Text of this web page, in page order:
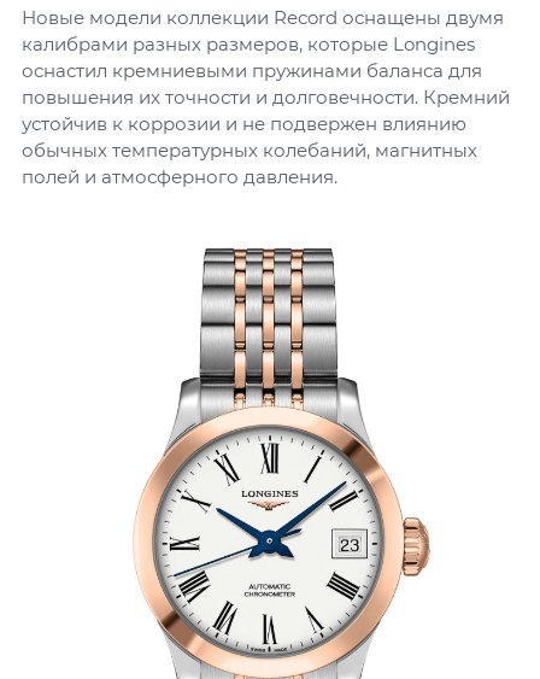
Новые модели коллекции Record оснащены двумя
калибрами разных размеров, которые Longines
оснастил кремниевыми пружинами баланса для
повышения их точности и долговечности. Кремний
устойчив к коррозии и не подвержен влиянию
обычных температурных колебаний, магнитных
полей и атмосферного давления.